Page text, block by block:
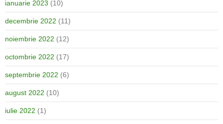
ianuarie 2023 (10)
decembrie 2022 (11)
noiembrie 2022 (12)
octombrie 2022 (17)
septembrie 2022 (6)
august 2022 (10)
iulie 2022 (1)